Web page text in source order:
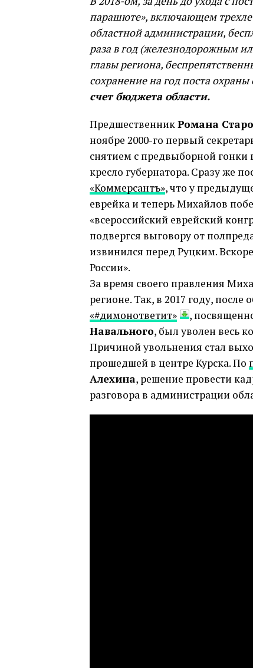
парашюте», включающем
областной администрации,
раза в год (железнодорожным
главы региона,
сохранение на год поста
счет бюджета области.
ПредшественникРомана
ноябре 2000-го первый
снятием с предвыборной гонки
кресло губернатора. Сразу же
«Коммерсантъ», что у
еврейка и теперь Михайлов
«всероссийский еврейский
подвергся выговору от
извинился перед Руцким.
России».
За время своего правления
регионе. Так, в 2017 году,
«#димонответит»
,
Навального, был уволен весь
Причиной увольнения стал
прошедшей в центре Курска. По
Алехина, решение провести
разговора в администрации